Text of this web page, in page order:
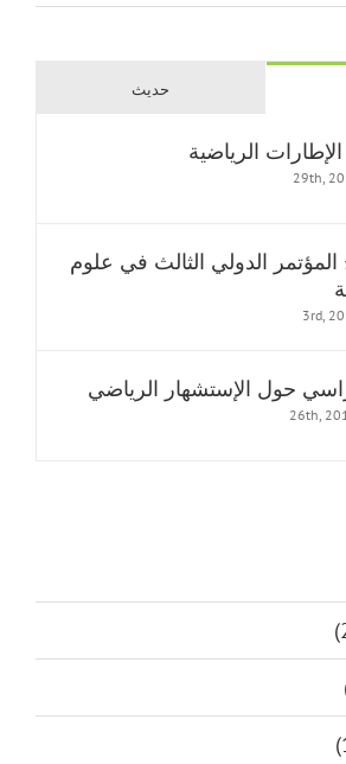
حديث
الرياضية
المؤتمر الدولي الثالث في علوم
حول الإستشهار الرياضي